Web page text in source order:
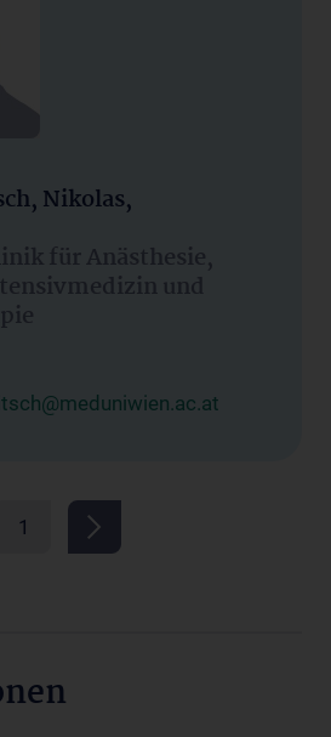
Nikolas,
für Anästhesie,
und
1